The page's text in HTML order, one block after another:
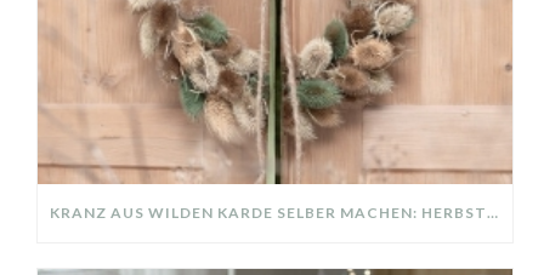
KRANZ AUS WILDEN KARDE SELBER MACHEN: HERBSTDEKO GANZ EINFACH